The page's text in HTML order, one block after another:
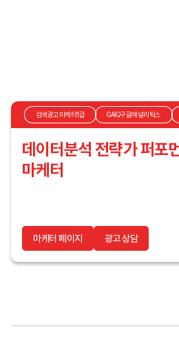
검색광고마케터1급 GAIQ구글애널리틱스
데이터분석 전략가 퍼포
마케터
마케터 페이지 광고 상담